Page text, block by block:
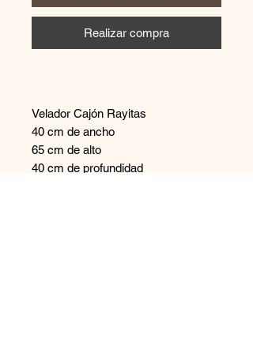
Realizar compra
Velador Cajón Rayitas
40 cm de ancho
65 cm de alto
40 cm de profundidad